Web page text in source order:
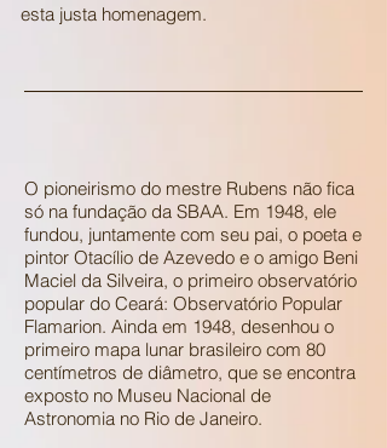
esta justa homenagem.
O pioneirismo do mestre Rubens não fica
só na fundação da SBAA. Em 1948, ele
fundou, juntamente com seu pai, o poeta e
pintor Otacílio de Azevedo e o amigo Beni
Maciel da Silveira, o primeiro observatório
popular do Ceará: Observatório Popular
Flamarion. Ainda em 1948, desenhou o
primeiro mapa lunar brasileiro com 80
centímetros de diâmetro, que se encontra
exposto no Museu Nacional de
Astronomia no Rio de Janeiro.